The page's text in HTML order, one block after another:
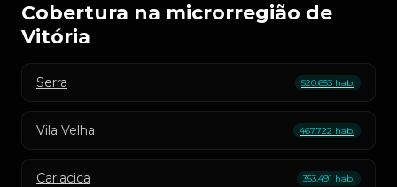
Cobertura na microrregião de
Vitória
Serra 520.653 hab.
Vila Velha 467.722 hab.
Cariacica 353.491 hab.